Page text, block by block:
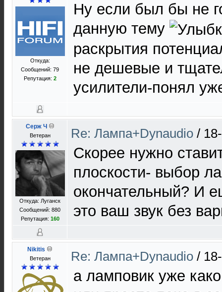
Откуда:
Сообщений: 79
Репутация: 2
Ну если был бы не
данную тему
раскрытия
не дешевые и
усилители-понял
Серж Ч
Ветеран
Откуда: Луганск
Сообщений: 880
Репутация: 160
Re: Лампа+Dynaudio /
Скорее нужно
плоскости- выбор
окончательный? И
это ваш звук без
Nikitis
Ветеран Re: Лампа+Dynaudio /
а ламповик уже